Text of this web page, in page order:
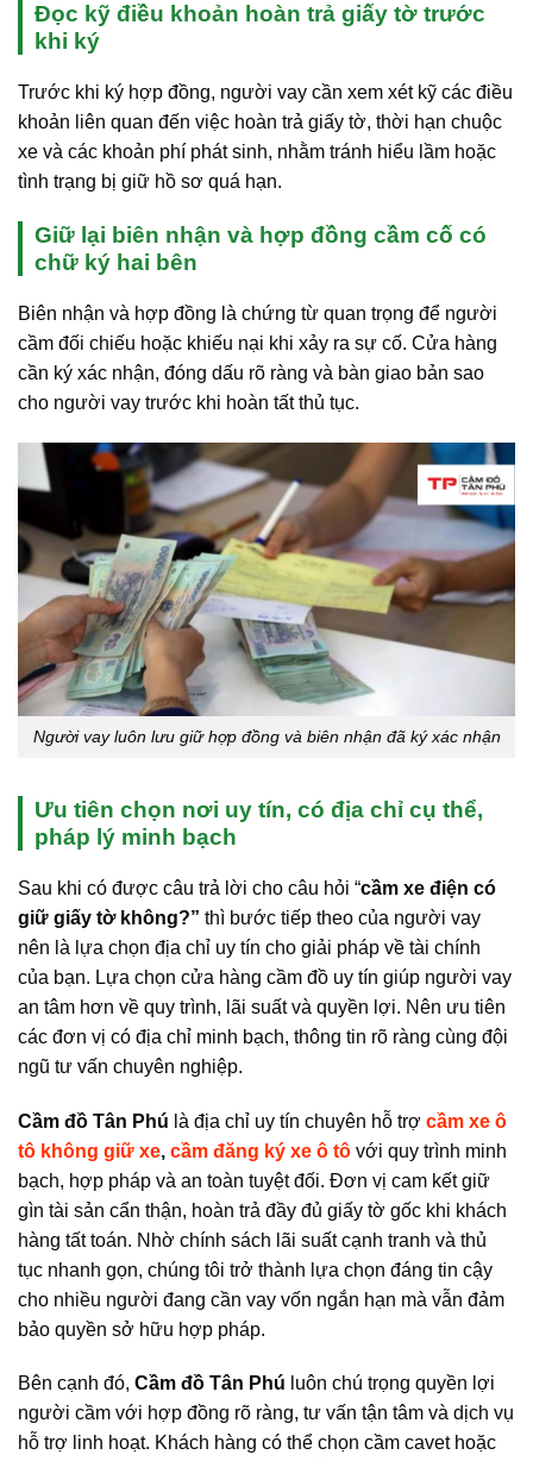
Đọc kỹ điều khoản hoàn trả giấy tờ trước
khi ký
Trước khi ký hợp đồng, người vay cần xem xét kỹ các điều
khoản liên quan đến việc hoàn trả giấy tờ, thời hạn chuộc
xe và các khoản phí phát sinh, nhằm tránh hiểu lầm hoặc
tình trạng bị giữ hồ sơ quá hạn.
Giữ lại biên nhận và hợp đồng cầm cố có
chữ ký hai bên
Biên nhận và hợp đồng là chứng từ quan trọng để người
cầm đối chiếu hoặc khiếu nại khi xảy ra sự cố. Cửa hàng
cần ký xác nhận, đóng dấu rõ ràng và bàn giao bản sao
cho người vay trước khi hoàn tất thủ tục.
Người vay luôn lưu giữ hợp đồng và biên nhận đã ký xác nhận
Ưu tiên chọn nơi uy tín, có địa chỉ cụ thể,
pháp lý minh bạch
Sau khi có được câu trả lời cho câu hỏi “cầm xe điện có
giữ giấy tờ không?” thì bước tiếp theo của người vay
nên là lựa chọn địa chỉ uy tín cho giải pháp về tài chính
của bạn. Lựa chọn cửa hàng cầm đồ uy tín giúp người vay
an tâm hơn về quy trình, lãi suất và quyền lợi. Nên ưu tiên
các đơn vị có địa chỉ minh bạch, thông tin rõ ràng cùng đội
ngũ tư vấn chuyên nghiệp.
Cầm đồ Tân Phú là địa chỉ uy tín chuyên hỗ trợ cầm xe ô
tô không giữ xe, cầm đăng ký xe ô tô với quy trình minh
bạch, hợp pháp và an toàn tuyệt đối. Đơn vị cam kết giữ
gìn tài sản cẩn thận, hoàn trả đầy đủ giấy tờ gốc khi khách
hàng tất toán. Nhờ chính sách lãi suất cạnh tranh và thủ
tục nhanh gọn, chúng tôi trở thành lựa chọn đáng tin cậy
cho nhiều người đang cần vay vốn ngắn hạn mà vẫn đảm
bảo quyền sở hữu hợp pháp.
Bên cạnh đó, Cầm đồ Tân Phú luôn chú trọng quyền lợi
người cầm với hợp đồng rõ ràng, tư vấn tận tâm và dịch vụ
hỗ trợ linh hoạt. Khách hàng có thể chọn cầm cavet hoặc